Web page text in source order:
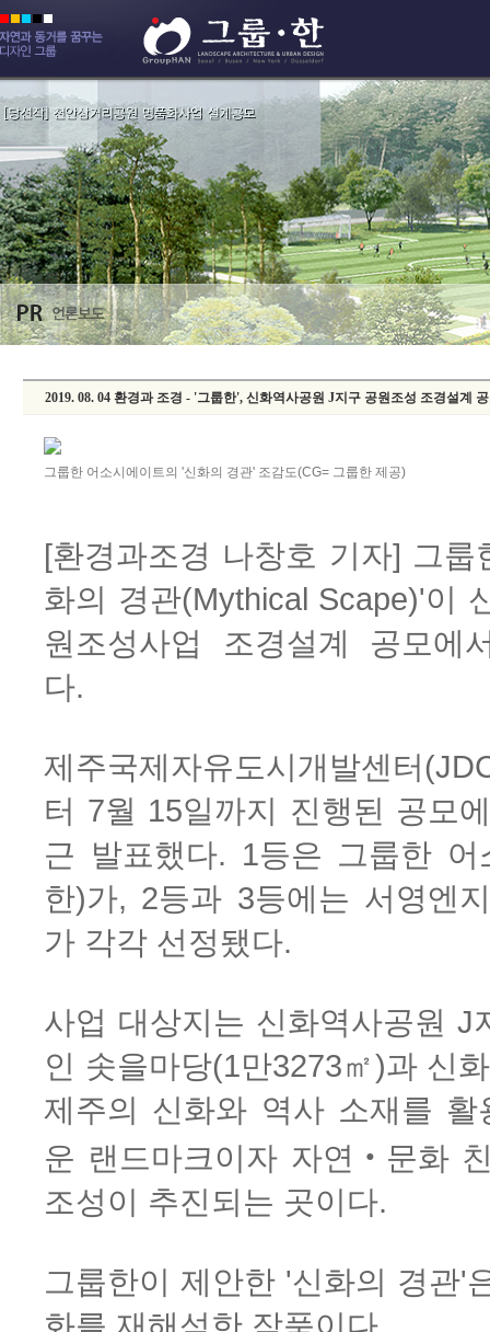
2019. 08. 04 환경과 조경 - '그룹한', 신화역사공원 J지구 공원조성 조경설계
그룹한 어소시에이트의 '신화의 경관' 조감도(CG= 그룹한 제공)
[환경과조경 나창호 기자] 그
화의 경관(Mythical Scape)'이
원조성사업 조경설계 공모에
다.
제주국제자유도시개발센터
터 7월 15일까지 진행된 공모
근 발표했다. 1등은 그룹한 어
한)가, 2등과 3등에는 서영엔
가 각각 선정됐다.
사업 대상지는 신화역사공원 J
인 솟을마당(1만3273㎡)과 신
제주의 신화와 역사 소재를 활
운 랜드마크이자 자연‧문화
조성이 추진되는 곳이다.
그룹한이 제안한 '신화의 경관'